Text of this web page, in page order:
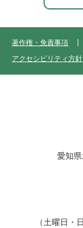
著作権・免責事項
アクセシビリティ方針
愛知
（土曜日・